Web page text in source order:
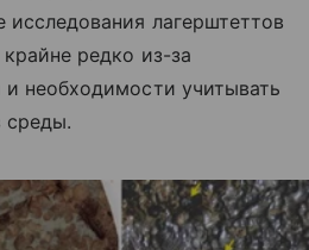
лагерштеттов
редко из-за
необходимости учитывать
среды.